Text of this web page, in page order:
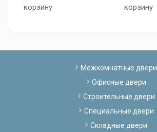
корзину
корзину
Межкомнатные двери
Офисные двери
Строительные двери
Специальные двери
Складные двери